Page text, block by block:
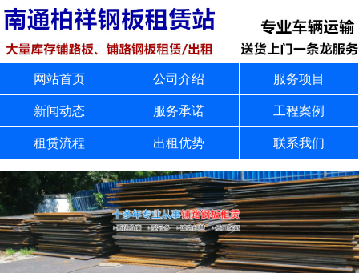
网站首页 公司介绍 服务项目
新闻动态 服务承诺 工程案例
租赁流程 出租优势 联系我们